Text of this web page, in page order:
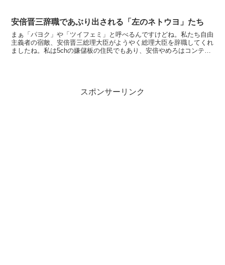
安倍晋三辞職であぶり出される「左のネトウヨ」たち
まぁ「パヨク」や「ツイフェミ」と呼べるんですけどね。私たち自由
主義者の宿敵、安倍晋三総理大臣がようやく総理大臣を辞職してくれ
ましたね。私は5chの嫌儲板の住民でもあり、安倍やめろはコンテン
スポンサーリンク